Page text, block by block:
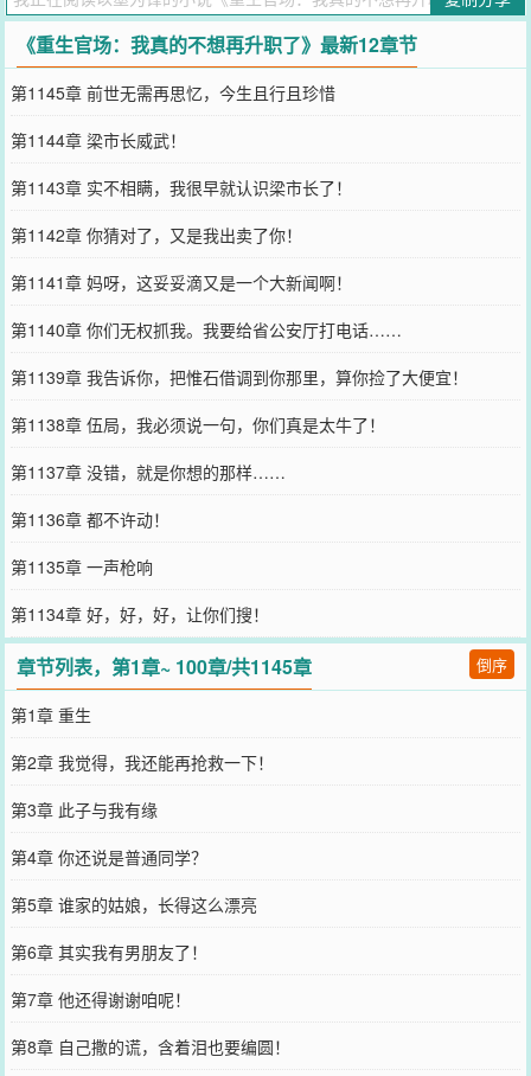
记向您QQ群和微博微信里的朋友推荐哦！
《重生官场：我真的不想再升职了》最新12章节
第1145章 前世无需再思忆，今生且行且珍惜
第1144章 梁市长威武！
第1143章 实不相瞒，我很早就认识梁市长了！
第1142章 你猜对了，又是我出卖了你！
第1141章 妈呀，这妥妥滴又是一个大新闻啊！
第1140章 你们无权抓我。我要给省公安厅打电话……
第1139章 我告诉你，把惟石借调到你那里，算你捡了大便宜！
第1138章 伍局，我必须说一句，你们真是太牛了！
第1137章 没错，就是你想的那样……
第1136章 都不许动！
第1135章 一声枪响
第1134章 好，好，好，让你们搜！
章节列表，第1章~ 100章/共1145章 倒序
第1章 重生
第2章 我觉得，我还能再抢救一下！
第3章 此子与我有缘
第4章 你还说是普通同学？
第5章 谁家的姑娘，长得这么漂亮
第6章 其实我有男朋友了！
第7章 他还得谢谢咱呢！
第8章 自己撒的谎，含着泪也要编圆！